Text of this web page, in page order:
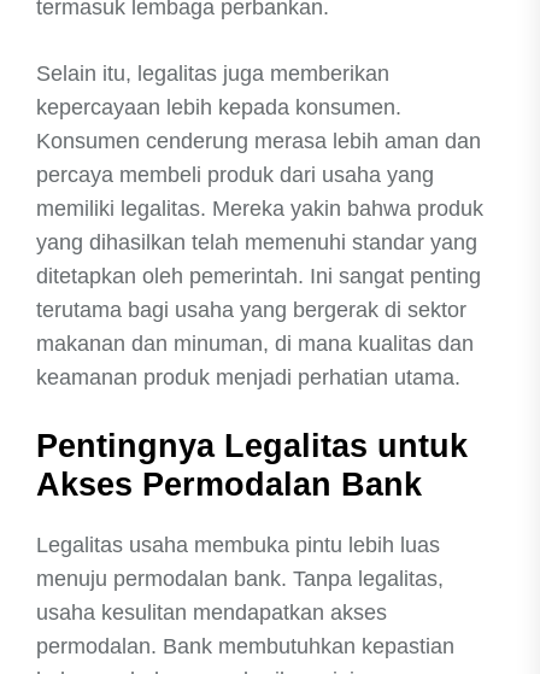
termasuk lembaga perbankan.
Selain itu, legalitas juga memberikan
kepercayaan lebih kepada konsumen.
Konsumen cenderung merasa lebih aman dan
percaya membeli produk dari usaha yang
memiliki legalitas. Mereka yakin bahwa produk
yang dihasilkan telah memenuhi standar yang
ditetapkan oleh pemerintah. Ini sangat penting
terutama bagi usaha yang bergerak di sektor
makanan dan minuman, di mana kualitas dan
keamanan produk menjadi perhatian utama.
Pentingnya Legalitas untuk
Akses Permodalan Bank
Legalitas usaha membuka pintu lebih luas
menuju permodalan bank. Tanpa legalitas,
usaha kesulitan mendapatkan akses
permodalan. Bank membutuhkan kepastian